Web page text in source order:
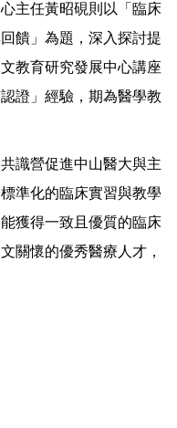
主任黃昭硯則以「臨床
饋」為題，深入探討提
教育研究發展中心講座
證」經驗，期為醫學教
識營促進中山醫大與主
準化的臨床實習與教學
獲得一致且優質的臨床
關懷的優秀醫療人才，